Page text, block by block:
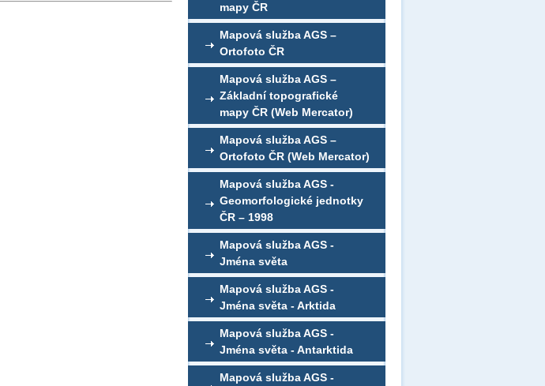
mapy ČR
Mapová služba AGS –
Ortofoto ČR
Mapová služba AGS –
Základní topografické
mapy ČR (Web Mercator)
Mapová služba AGS –
Ortofoto ČR (Web Mercator)
Mapová služba AGS -
Geomorfologické jednotky
ČR – 1998
Mapová služba AGS -
Jména světa
Mapová služba AGS -
Jména světa - Arktida
Mapová služba AGS -
Jména světa - Antarktida
Mapová služba AGS -